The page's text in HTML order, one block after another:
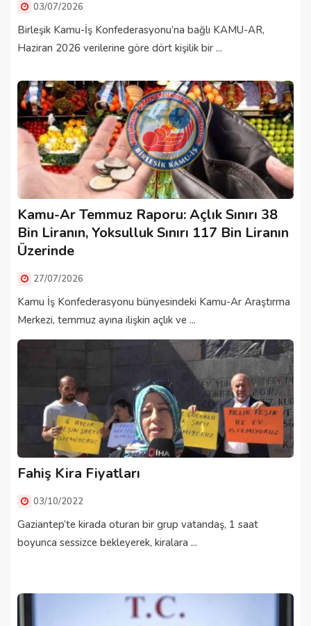
03/07/2026
Birleşik Kamu-İş Konfederasyonu’na bağlı KAMU-AR,
Haziran 2026 verilerine göre dört kişilik bir ...
Kamu-Ar Temmuz Raporu: Açlık Sınırı 38
Bin Liranın, Yoksulluk Sınırı 117 Bin Liranın
Üzerinde
27/07/2026
Kamu İş Konfederasyonu bünyesindeki Kamu-Ar Araştırma
Merkezi, temmuz ayına ilişkin açlık ve ...
Fahiş Kira Fiyatları
03/10/2022
Gaziantep’te kirada oturan bir grup vatandaş, 1 saat
boyunca sessizce bekleyerek, kiralara ...